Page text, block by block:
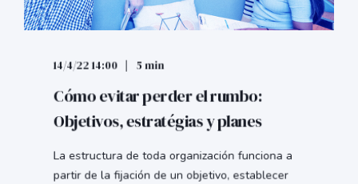
14/4/22 14:00 5 min
Cómo evitar perder el rumbo:
Objetivos, estratégias y planes
La estructura de toda organización funciona a
partir de la fijación de un objetivo, establecer